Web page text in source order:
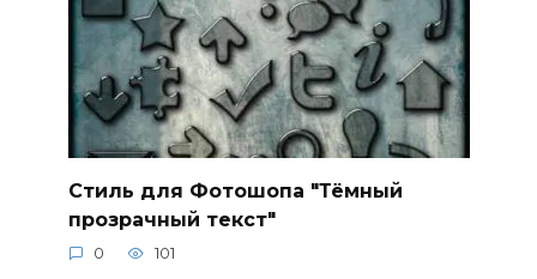
Стиль для Фотошопа "Тёмный
прозрачный текст"
0 101